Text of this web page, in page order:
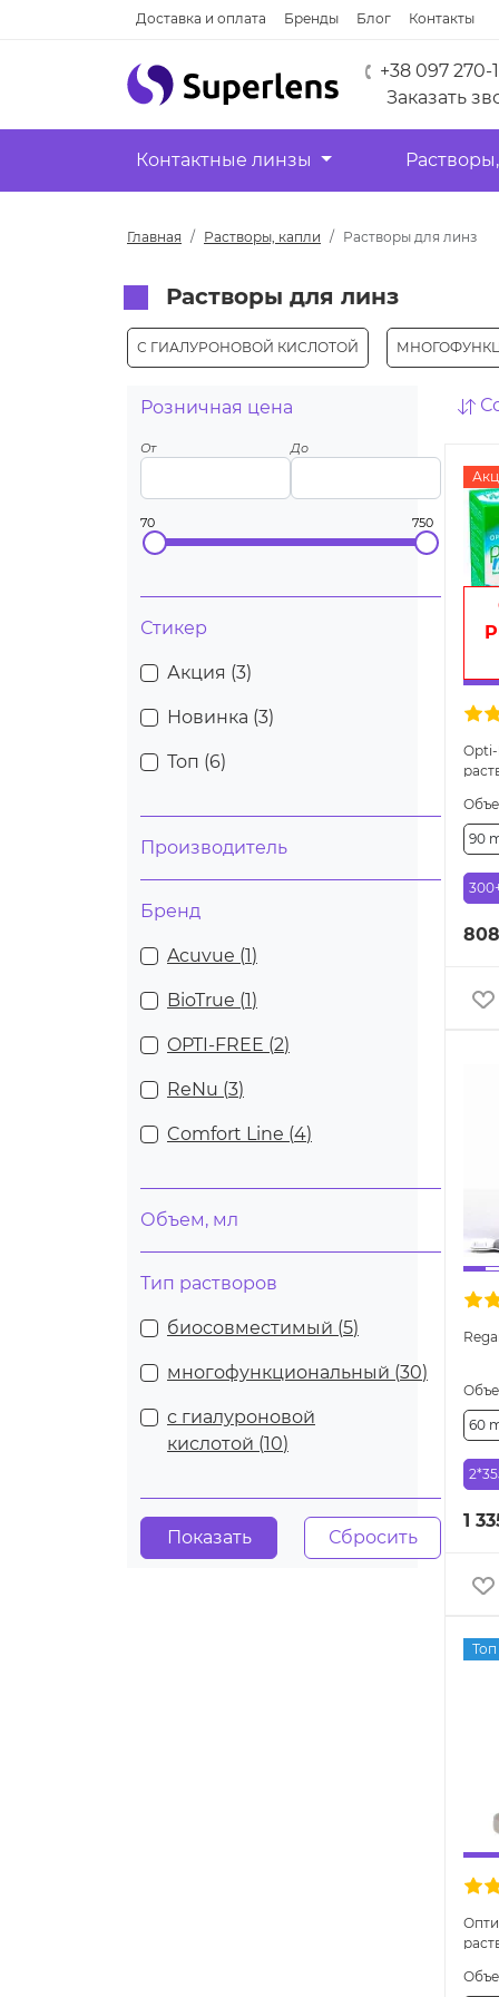
Доставка и оплата Бренды Блог Контакты
+38 097 270-
Заказать
Контактные линзы
Главная Растворы, капли Растворы для линз
Растворы для линз
С ГИАЛУРОНОВОЙ КИСЛОТОЙ
Розничная цена
От До
70 750
Стикер
Акция (3)
Новинка (3)
Топ (6)
Производитель
Бренд
Acuvue (1 )
BioTrue (1 )
OPTI-FREE (2)
ReNu (3)
Comfort Line (4)
Объем, мл
Тип растворов
биосовместимый (5)
многофункциональный (30)
с гиалуроновой
кислотой (10)
90
60
1
Топ